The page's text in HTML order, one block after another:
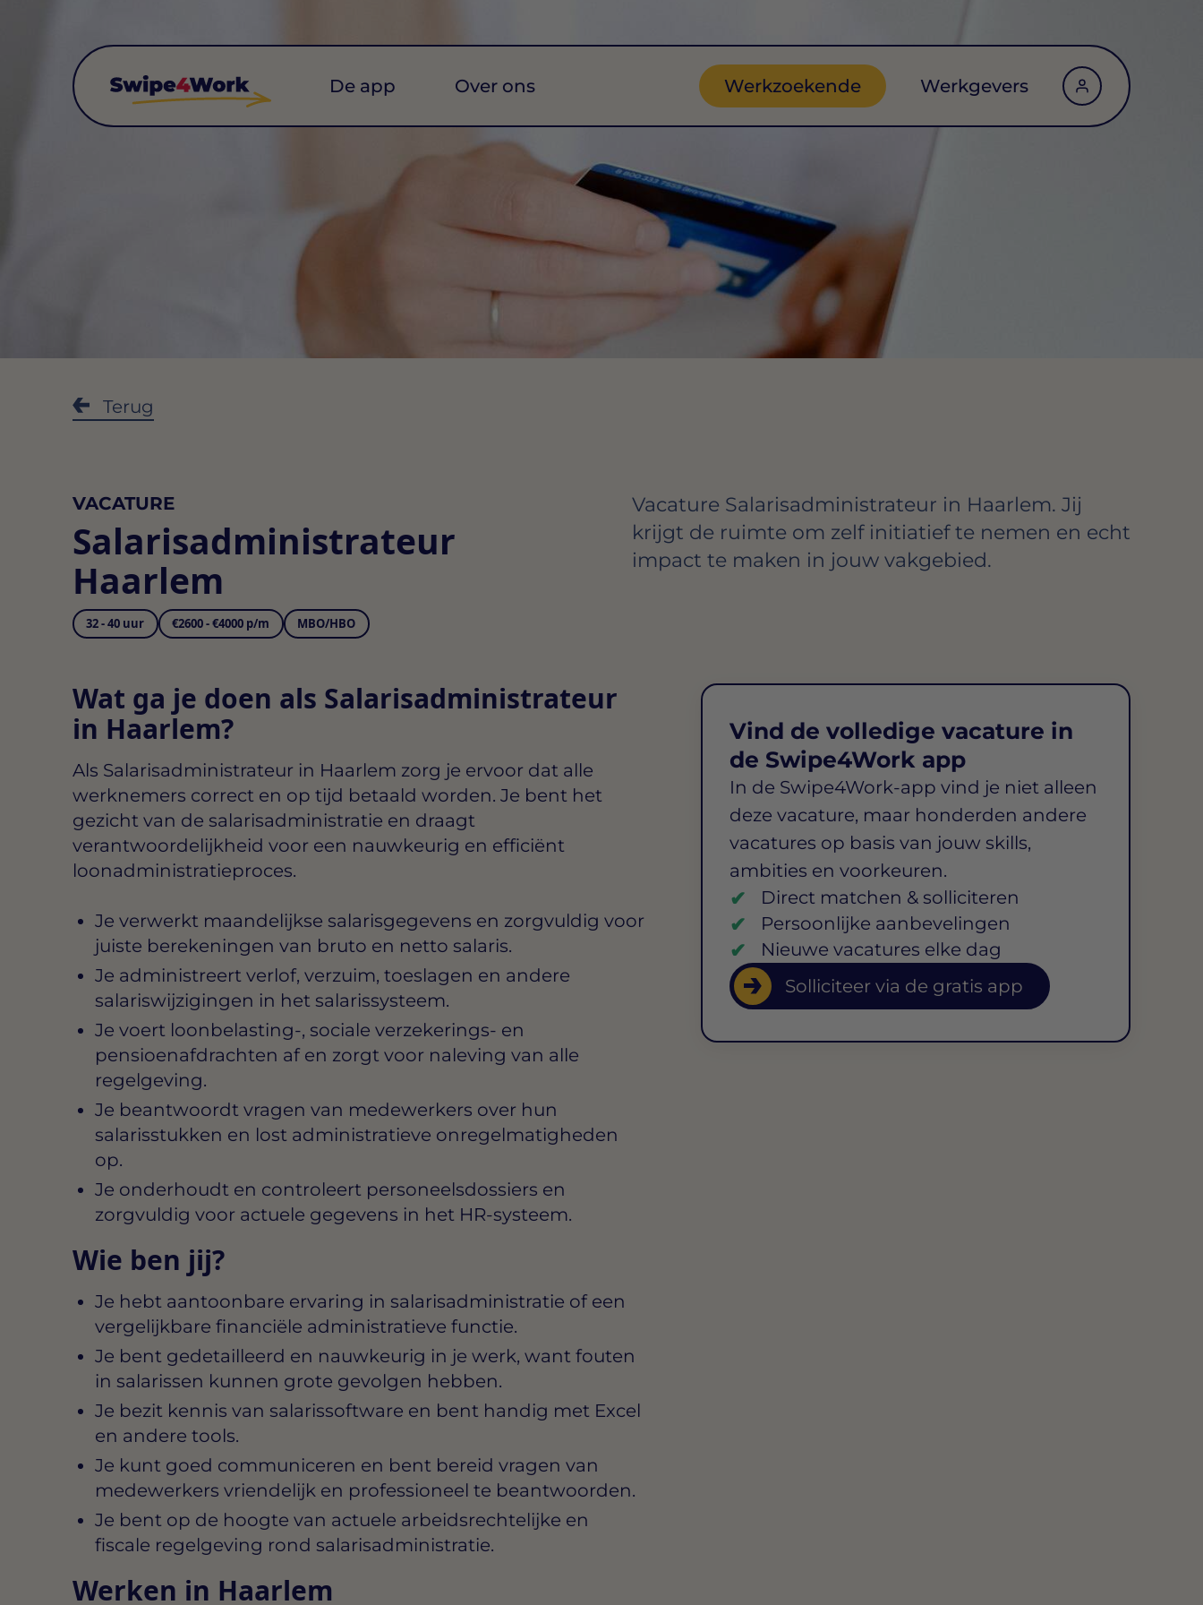
De app Over ons Werkzoekende Werkgevers
Terug
VACATURE
Salarisadministrateur
Haarlem
32 - 40 uur €2600 - €4000 p/m MBO/HBO
Vacature Salarisadministrateur in Haarlem. Jij
krijgt de ruimte om zelf initiatief te nemen en echt
impact te maken in jouw vakgebied.
Wat ga je doen als Salarisadministrateur
in Haarlem?
Als Salarisadministrateur in Haarlem zorg je ervoor dat alle
werknemers correct en op tijd betaald worden. Je bent het
gezicht van de salarisadministratie en draagt
verantwoordelijkheid voor een nauwkeurig en efficiënt
loonadministratieproces.
Je verwerkt maandelijkse salarisgegevens en zorgvuldig voor
juiste berekeningen van bruto en netto salaris.
Je administreert verlof, verzuim, toeslagen en andere
salariswijzigingen in het salarissysteem.
Je voert loonbelasting-, sociale verzekerings- en
pensioenafdrachten af en zorgt voor naleving van alle
regelgeving.
Je beantwoordt vragen van medewerkers over hun
salarisstukken en lost administratieve onregelmatigheden
op.
Je onderhoudt en controleert personeelsdossiers en
zorgvuldig voor actuele gegevens in het HR-systeem.
Wie ben jij?
Je hebt aantoonbare ervaring in salarisadministratie of een
vergelijkbare financiële administratieve functie.
Je bent gedetailleerd en nauwkeurig in je werk, want fouten
in salarissen kunnen grote gevolgen hebben.
Je bezit kennis van salarissoftware en bent handig met Excel
en andere tools.
Je kunt goed communiceren en bent bereid vragen van
medewerkers vriendelijk en professioneel te beantwoorden.
Je bent op de hoogte van actuele arbeidsrechtelijke en
fiscale regelgeving rond salarisadministratie.
Werken in Haarlem
Vind de volledige vacature in
de Swipe4Work app
In de Swipe4Work-app vind je niet alleen
deze vacature, maar honderden andere
vacatures op basis van jouw skills,
ambities en voorkeuren.
Direct matchen & solliciteren
Persoonlijke aanbevelingen
Nieuwe vacatures elke dag
Solliciteer via de gratis app